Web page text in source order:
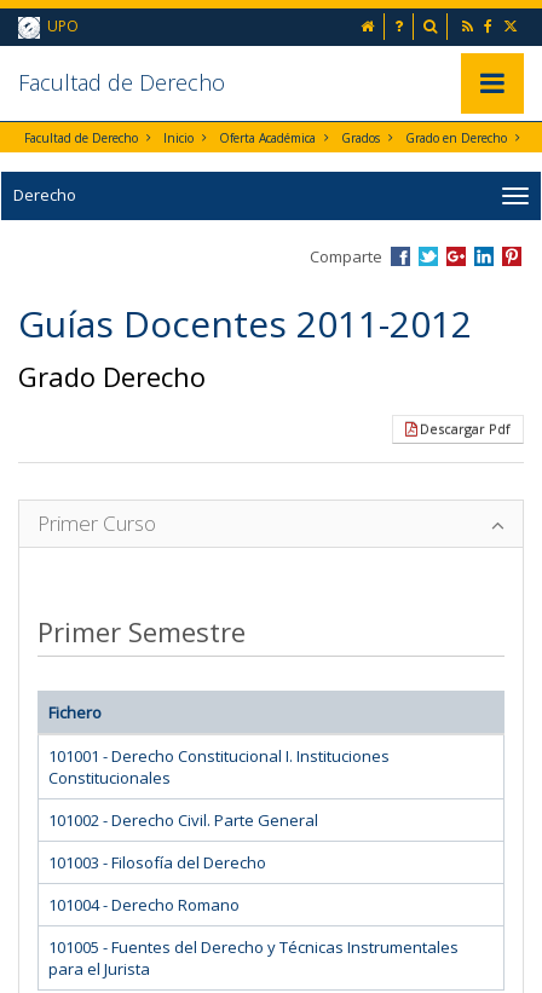
Ir al contenido principal de la página (alt + s)
Ir a la cabecera de la página (alt + c)
Ir al pie de la página (alt + p)
Ir al menú principal (alt + u)
UPO inicio Preguntas
Buscador
Facultad de Derecho
Facultad de Derecho Inicio Oferta Académica Grados Grado en Derecho
Derecho
Comparte
Guías Docentes 2011-2012
Grado Derecho
Descargar Pdf
Primer Curso
Primer Semestre
Fichero
101001 - Derecho Constitucional I. Instituciones
Constitucionales
101002 - Derecho Civil. Parte General
101003 - Filosofía del Derecho
101004 - Derecho Romano
101005 - Fuentes del Derecho y Técnicas Instrumentales
para el Jurista